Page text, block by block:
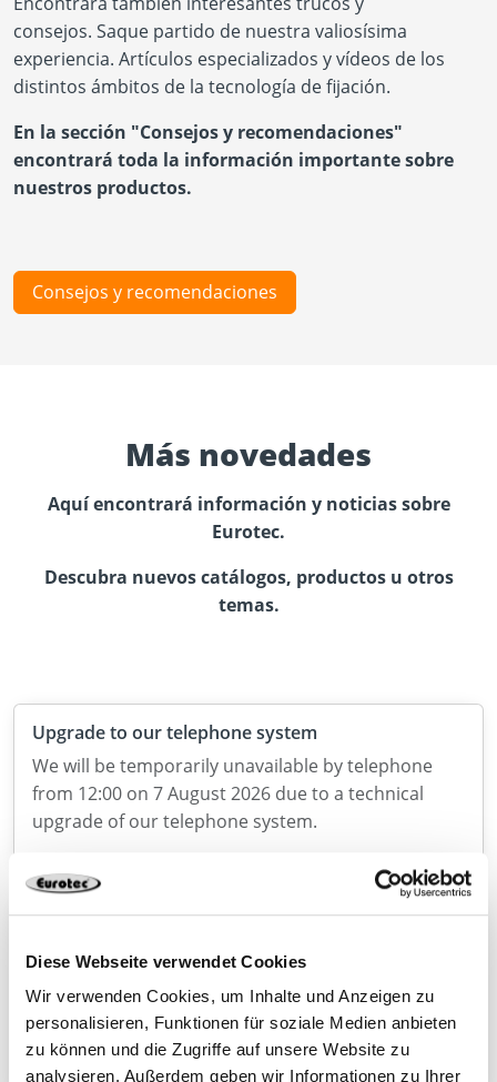
Diese Webseite verwendet Cookies
Wir verwenden Cookies, um Inhalte und Anzeigen zu
personalisieren, Funktionen für soziale Medien anbieten
zu können und die Zugriffe auf unsere Website zu
analysieren. Außerdem geben wir Informationen zu Ihrer
consejos. Saque partido de nuestra valiosísima
experiencia. Artículos especializados y vídeos de los
distintos ámbitos de la tecnología de fijación.
En la sección "Consejos y recomendaciones"
encontrará toda la información importante sobre
nuestros productos.
Consejos y recomendaciones
Más novedades
Aquí encontrará información y noticias sobre
Eurotec.
Descubra nuevos catálogos, productos u otros
temas.
Upgrade to our telephone system
We will be temporarily unavailable by telephone
from 12:00 on 7 August 2026 due to a technical
upgrade of our telephone system.
With SonoTec V2, we are expanding our range in
the field of timber engineering with a high-
performance solution for the targeted decoupling
of load-bearing components.